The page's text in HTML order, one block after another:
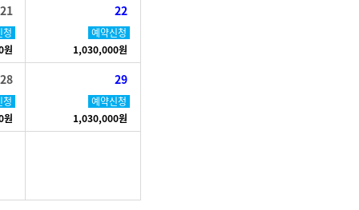
21
청
22
예약신청
1,030,000원
28
청
29
예약신청
1,030,000원